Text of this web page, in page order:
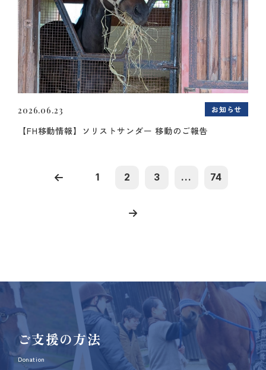
2026.06.23 お知らせ
【FH移動情報】ソリストサンダー 移動のご報告
1 2 3 ... 74
ご支援の方法
Donation